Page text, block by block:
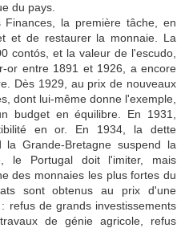
du pays.
la première tâche, en
et de restaurer la monnaie. La
contós, et la valeur de l'escudo,
or entre 1891 et 1926, a encore
Dès 1929, au prix de nouveaux
dont lui-même donne l'exemple,
budget en équilibre. En 1931,
en or. En 1934, la dette
Grande-Bretagne suspend la
le Portugal doit l'imiter, mais
des monnaies les plus fortes du
sont obtenus au prix d'une
refus de grands investissements
de génie agricole, refus